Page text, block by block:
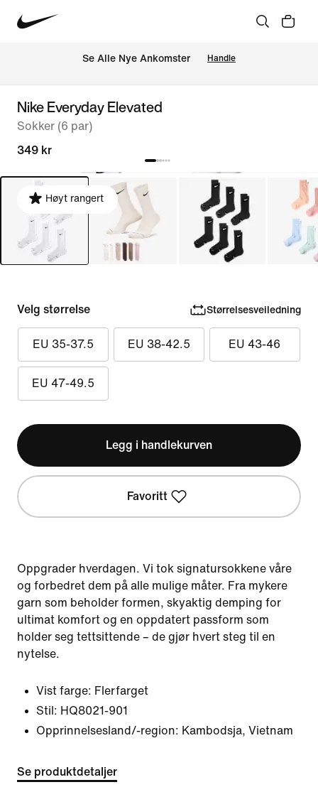
Se Alle Nye Ankomster Handle
Nike Everyday Elevated
Sokker (6 par)
349 kr
Høyt rangert
Velg størrelse Størrelsesveiledning
EU 35-37.5 EU 38-42.5 EU 43-46
EU 47-49.5
Legg i handlekurven
Favoritt
Oppgrader hverdagen. Vi tok signatursokkene våre
og forbedret dem på alle mulige måter. Fra mykere
garn som beholder formen, skyaktig demping for
ultimat komfort og en oppdatert passform som
holder seg tettsittende – de gjør hvert steg til en
nytelse.
Vist farge: Flerfarget
Stil: HQ8021-901
Opprinnelsesland/-region: Kambodsja, Vietnam
Se produktdetaljer